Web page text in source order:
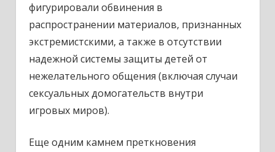
фигурировали обвинения в
распространении материалов, признанных
экстремистскими, а также в отсутствии
надежной системы защиты детей от
нежелательного общения (включая случаи
сексуальных домогательств внутри
игровых миров).
Еще одним камнем преткновения